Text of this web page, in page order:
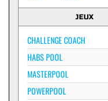
JEUX
CHALLENGE COACH
HABS POOL
MASTERPOOL
POWERPOOL